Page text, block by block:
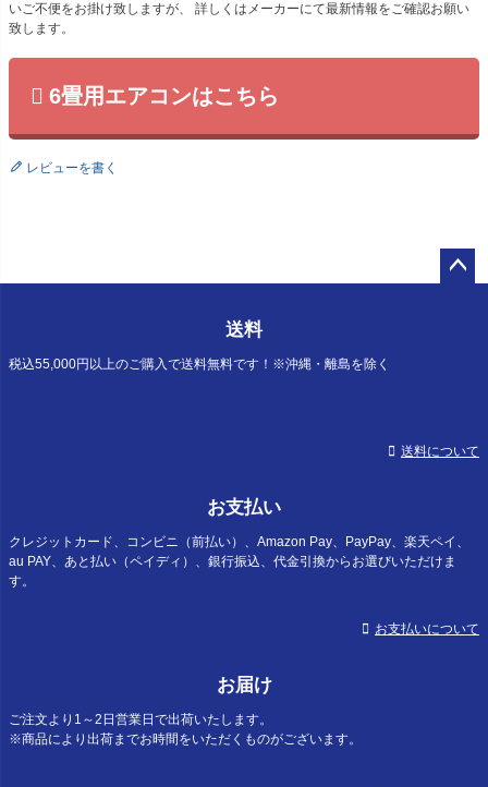
いご不便をお掛け致しますが、 詳しくはメーカーにて最新情報をご確認お願い
致します。
6畳用エアコンはこちら
レビューを書く
送料
税込55,000円以上のご購入で送料無料です！※沖縄・離島を除く
送料について
お支払い
クレジットカード、コンビニ（前払い）、Amazon Pay、PayPay、楽天ペイ、
au PAY、あと払い（ペイディ）、銀行振込、代金引換からお選びいただけま
す。
お支払いについて
お届け
ご注文より1～2日営業日で出荷いたします。
※商品により出荷までお時間をいただくものがございます。